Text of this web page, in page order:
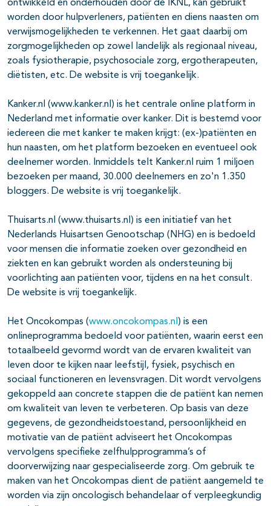
ontwikkeld en onderhouden door de IKNL, kan gebruikt
worden door hulpverleners, patiënten en diens naasten om
verwijsmogelijkheden te verkennen. Het gaat daarbij om
zorgmogelijkheden op zowel landelijk als regionaal niveau,
zoals fysiotherapie, psychosociale zorg, ergotherapeuten,
diëtisten, etc. De website is vrij toegankelijk.
Kanker.nl (www.kanker.nl) is het centrale online platform in
Nederland met informatie over kanker. Dit is bestemd voor
iedereen die met kanker te maken krijgt: (ex-)patiënten en
hun naasten, om het platform bezoeken en eventueel ook
deelnemer worden. Inmiddels telt Kanker.nl ruim 1 miljoen
bezoeken per maand, 30.000 deelnemers en zo'n 1.350
bloggers. De website is vrij toegankelijk.
Thuisarts.nl (www.thuisarts.nl) is een initiatief van het
Nederlands Huisartsen Genootschap (NHG) en is bedoeld
voor mensen die informatie zoeken over gezondheid en
ziekten en kan gebruikt worden als ondersteuning bij
voorlichting aan patiënten voor, tijdens en na het consult.
De website is vrij toegankelijk.
Het Oncokompas (www.oncokompas.nl ) is een
onlineprogramma bedoeld voor patiënten, waarin eerst een
totaalbeeld gevormd wordt van de ervaren kwaliteit van
leven door te kijken naar leefstijl, fysiek, psychisch en
sociaal functioneren en levensvragen. Dit wordt vervolgens
gekoppeld aan concrete stappen die de patiënt kan nemen
om kwaliteit van leven te verbeteren. Op basis van deze
gegevens, de gezondheidstoestand, persoonlijkheid en
motivatie van de patiënt adviseert het Oncokompas
vervolgens specifieke zelfhulpprogramma’s of
doorverwijzing naar gespecialiseerde zorg. Om gebruik te
maken van het Oncokompas dient de patiënt aangemeld te
worden via zijn oncologisch behandelaar of verpleegkundig